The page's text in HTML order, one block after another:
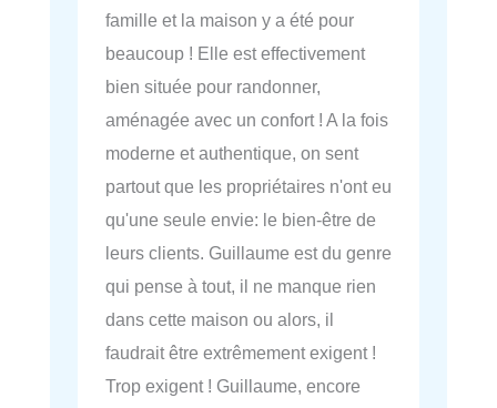
famille et la maison y a été pour
beaucoup ! Elle est effectivement
bien située pour randonner,
aménagée avec un confort ! A la fois
moderne et authentique, on sent
partout que les propriétaires n'ont eu
qu'une seule envie: le bien-être de
leurs clients. Guillaume est du genre
qui pense à tout, il ne manque rien
dans cette maison ou alors, il
faudrait être extrêmement exigent !
Trop exigent ! Guillaume, encore